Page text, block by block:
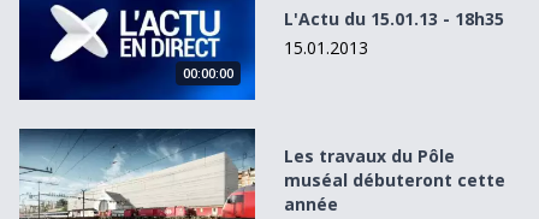
00:00:00
L'Actu du 15.01.13 - 18h35
15.01.2013
Les travaux du Pôle muséal débuteront cette année
Les travaux du Pôle
muséal débuteront cette
année